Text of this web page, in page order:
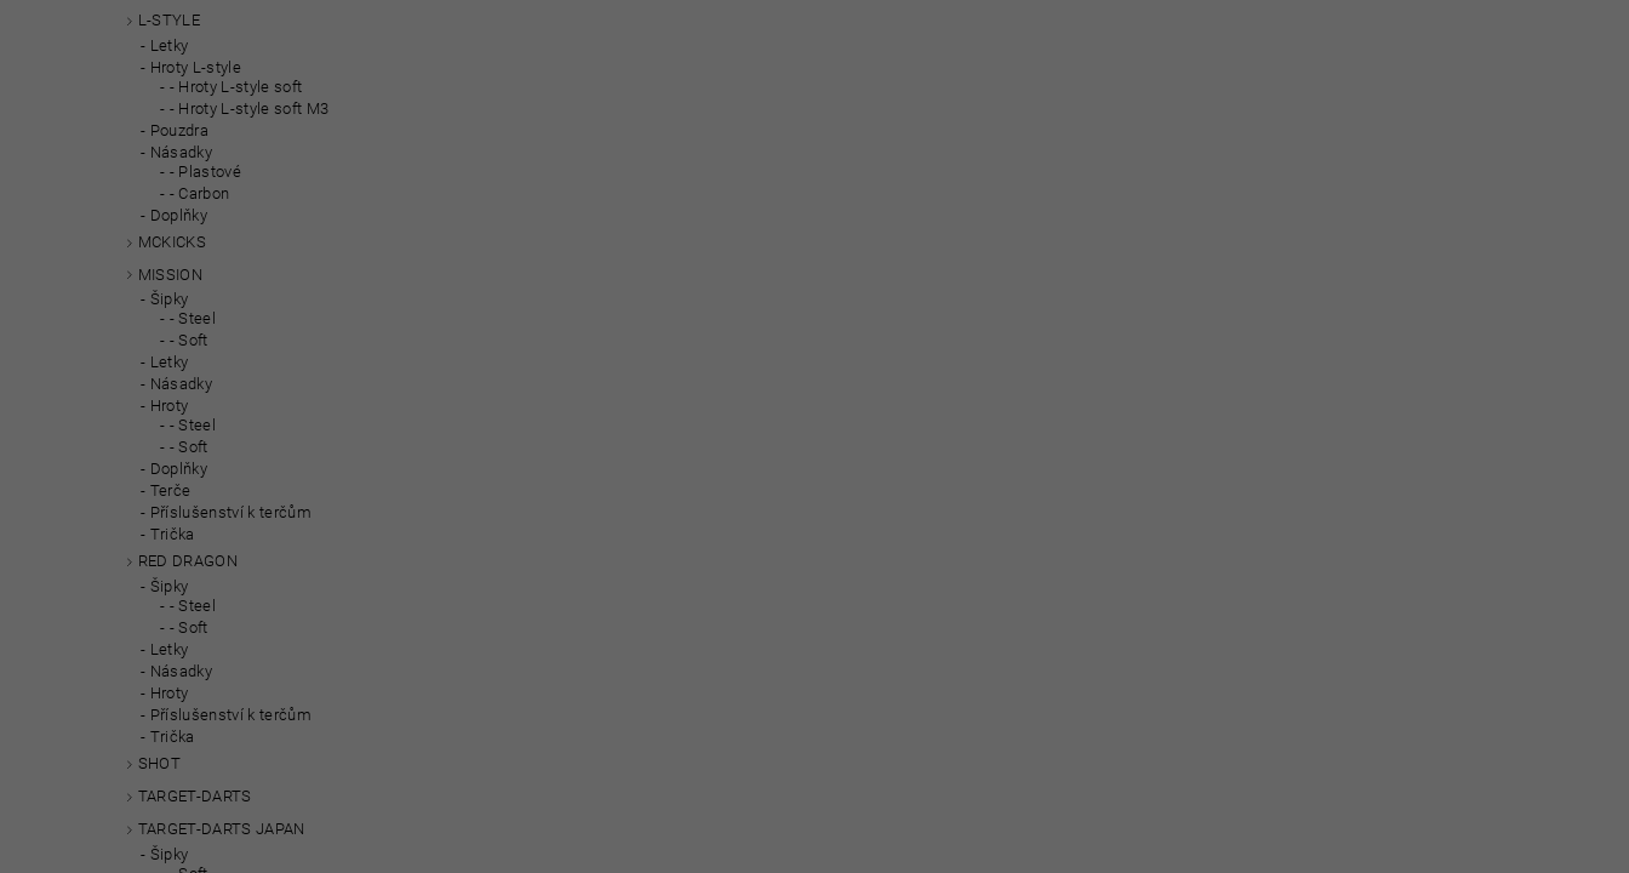
L-STYLE
Letky
Hroty L-style
- Hroty L-style soft
- Hroty L-style soft M3
Pouzdra
Násadky
- Plastové
- Carbon
Doplňky
MCKICKS
MISSION
Šipky
- Steel
- Soft
Letky
Násadky
Hroty
- Steel
- Soft
Doplňky
Terče
Příslušenství k terčům
Trička
RED DRAGON
Šipky
- Steel
- Soft
Letky
Násadky
Hroty
Příslušenství k terčům
Trička
SHOT
TARGET-DARTS
TARGET-DARTS JAPAN
Šipky